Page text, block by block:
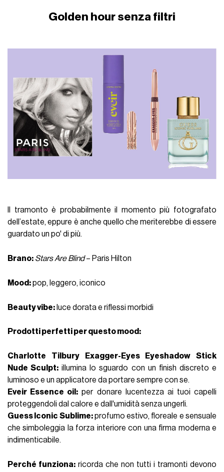
Golden hour senza filtri
Il tramonto è probabilmente il momento più fotografato
dell’estate, eppure è anche quello che meriterebbe di essere
guardato un po' di più.
Brano: Stars Are Blind– Paris Hilton
Mood:pop, leggero,iconico
Beauty vibe: luce dorata e riflessi morbidi
Prodotti perfetti per questo mood:
Charlotte Tilbury Exagger-Eyes Eyeshadow Stick
Nude Sculpt: illumina lo sguardo con un finish discreto e
luminoso e un applicatore da portare sempre con se.
Eveir Essence oil: per donare lucentezza ai tuoi capelli
proteggendoli dal calore e dall'umidità senza ungerli.
Guess Iconic Sublime: profumo estivo, floreale e sensuale
che simboleggia la forza interiore con una firma moderna e
indimenticabile.
Perché funziona: ricorda che non tutti i tramonti devono